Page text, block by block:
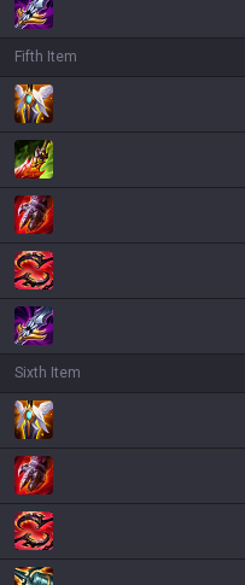
Fifth Item
Sixth Item